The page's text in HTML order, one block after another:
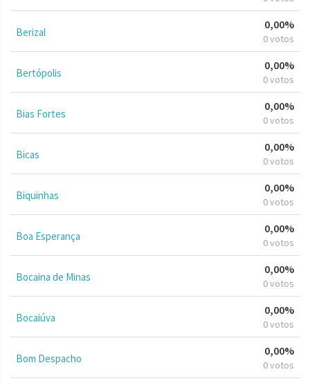
Berizal
0,00%
0 votos
Bertópolis
0,00%
0 votos
Bias Fortes
0,00%
0 votos
Bicas
0,00%
0 votos
Biquinhas
0,00%
0 votos
Boa Esperança
0,00%
0 votos
Bocaina de Minas
0,00%
0 votos
Bocaiúva
0,00%
0 votos
Bom Despacho
0,00%
0 votos